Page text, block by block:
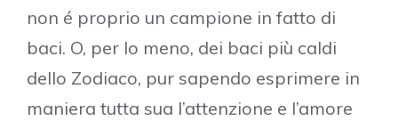
non é proprio un campione in fatto di
baci. O, per lo meno, dei baci più caldi
dello Zodiaco, pur sapendo esprimere in
maniera tutta sua l’attenzione e l’amore